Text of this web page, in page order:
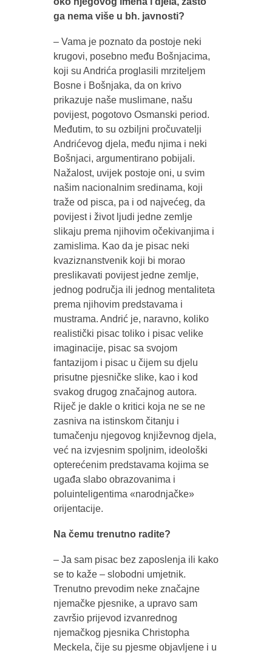
ga nema više u bh. javnosti?
– Vama je poznato da postoje neki
krugovi, posebno među Bošnjacima,
koji su Andrića proglasili mrziteljem
Bosne i Bošnjaka, da on krivo
prikazuje naše muslimane, našu
povijest, pogotovo Osmanski period.
Međutim, to su ozbiljni pročuvatelji
Andrićevog djela, među njima i neki
Bošnjaci, argumentirano pobijali.
Nažalost, uvijek postoje oni, u svim
našim nacionalnim sredinama, koji
traže od pisca, pa i od najvećeg, da
povijest i život ljudi jedne zemlje
slikaju prema njihovim očekivanjima i
zamislima. Kao da je pisac neki
kvaziznanstvenik koji bi morao
preslikavati povijest jedne zemlje,
jednog područja ili jednog mentaliteta
prema njihovim predstavama i
mustrama. Andrić je, naravno, koliko
realistički pisac toliko i pisac velike
imaginacije, pisac sa svojom
fantazijom i pisac u čijem su djelu
prisutne pjesničke slike, kao i kod
svakog drugog značajnog autora.
Riječ je dakle o kritici koja ne se ne
zasniva na istinskom čitanju i
tumačenju njegovog književnog djela,
već na izvjesnim spoljnim, ideološki
opterećenim predstavama kojima se
ugađa slabo obrazovanima i
poluinteligentima «narodnjačke»
orijentacije.
Na čemu trenutno radite?
– Ja sam pisac bez zaposlenja ili kako
se to kaže – slobodni umjetnik.
Trenutno prevodim neke značajne
njemačke pjesnike, a upravo sam
završio prijevod izvanrednog
njemačkog pjesnika Christopha
Meckela, čije su pjesme objavljene i u